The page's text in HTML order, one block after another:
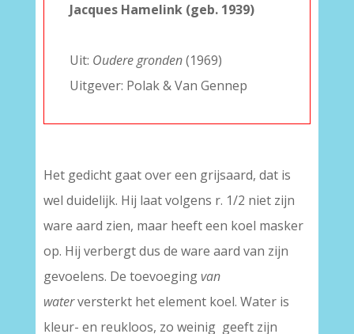
Jacques Hamelink (geb. 1939)
Uit: Oudere gronden(1969)
Uitgever: Polak & Van Gennep
Het gedicht gaat over een grijsaard, dat is
wel duidelijk. Hij laat volgens r. 1/2 niet zijn
ware aard zien, maar heeft een koel masker
op. Hij verbergt dus de ware aard van zijn
gevoelens. De toevoegingvan
waterversterkt het element koel. Water is
kleur- en reukloos, zo weinig geeft zijn